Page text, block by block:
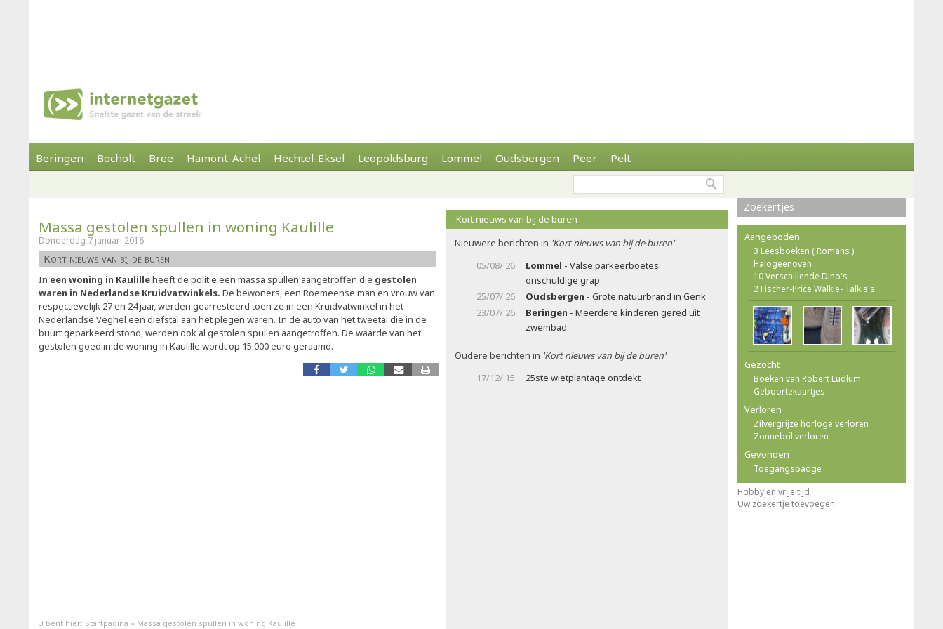
Beringen Bocholt Bree Hamont-Achel Hechtel-Eksel Leopoldsburg Lommel Oudsbergen Peer Pelt
Massa gestolen spullen in woning Kaulille
Donderdag 7 januari 2016
Kort nieuws van bij de buren
In een woning in Kaulilleheeft de politie een massa spullen aangetroffen die gestolen
waren in Nederlandse Kruidvatwinkels. De bewoners, een Roemeense man en vrouw van
respectievelijk 27 en 24 jaar, werden gearresteerd toen ze in een Kruidvatwinkel in het
Nederlandse Veghel een diefstal aan het plegen waren. In de auto van het tweetal die in de
buurt geparkeerd stond, werden ook al gestolen spullen aangetroffen. De waarde van het
gestolen goed in de woning in Kaulille wordt op 15.000 euro geraamd.
Kort nieuws van bij de buren
Nieuwere berichten in 'Kort nieuws van bij de buren'
05/08/'26
Lommel - Valse parkeerboetes:
onschuldige grap
25/07/'26
Oudsbergen - Grote natuurbrand in Genk
23/07/'26
Beringen - Meerdere kinderen gered uit
zwembad
Oudere berichten in 'Kort nieuws van bij de buren'
17/12/'15
25ste wietplantage ontdekt
Zoekertjes
Aangeboden
3 Leesboeken ( Romans )
Halogeenoven
10 Verschillende Dino's
2 Fischer-Price Walkie- Talkie's
Gezocht
Boeken van Robert Ludlum
Geboortekaartjes
Verloren
Zilvergrijze horloge verloren
Zonnebril verloren
Gevonden
Toegangsbadge
Hobby en vrije tijd
Uw zoekertje toevoegen
U bent hier: Startpagina » Massa gestolen spullen in woning Kaulille